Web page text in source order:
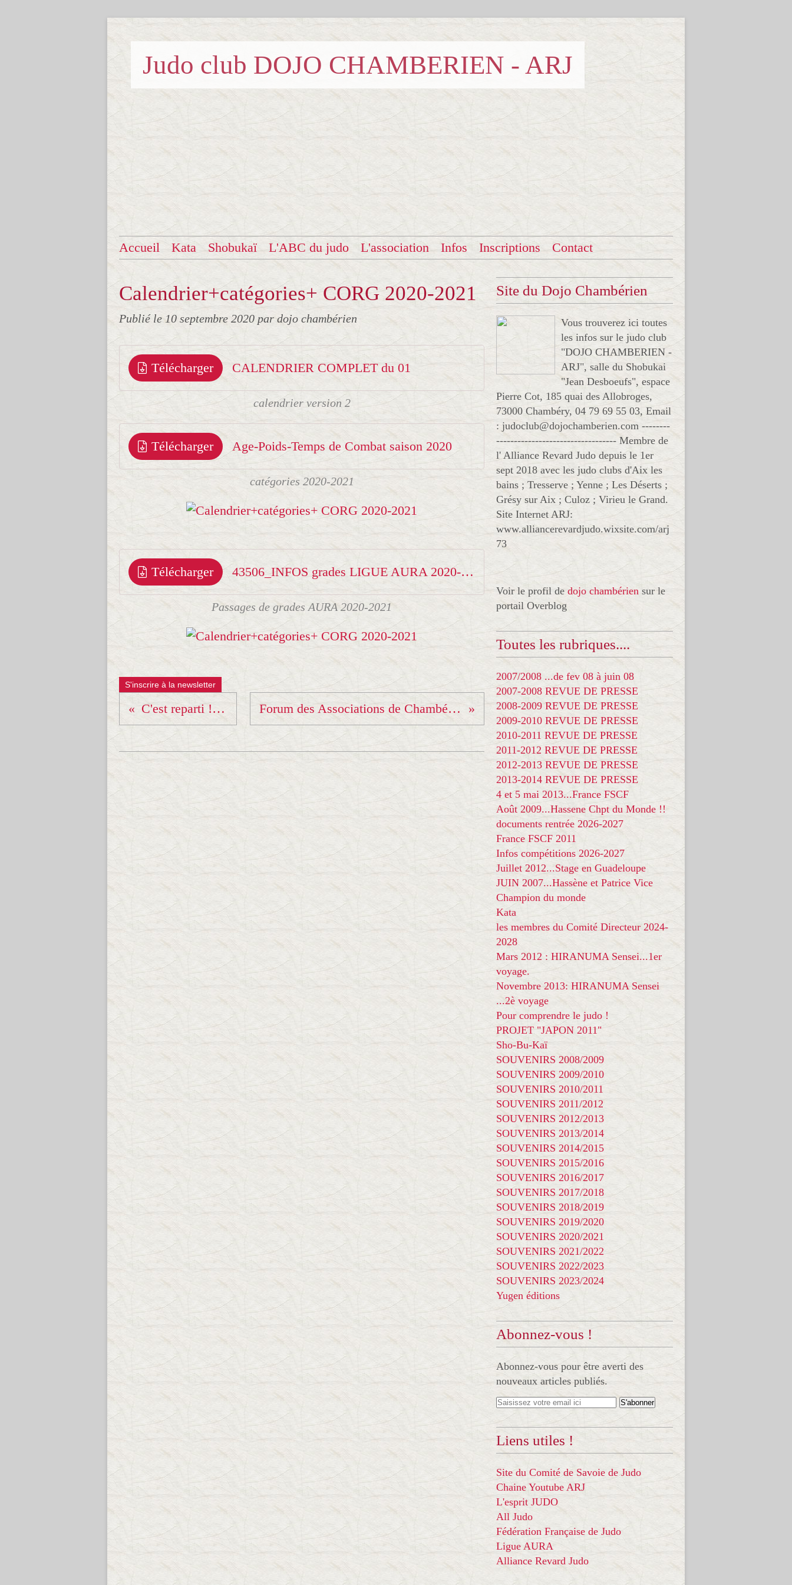
Judo club DOJO CHAMBERIEN - ARJ
Accueil Kata Shobukaï L'ABC du judo L'association Infos Inscriptions Contact
Calendrier+catégories+ CORG 2020-2021
Publié le 10 septembre 2020 par dojo chambérien
Télécharger CALENDRIER COMPLET du 01
calendrier version 2
Télécharger Age-Poids-Temps de Combat saison 2020
catégories 2020-2021
Télécharger 43506_INFOS grades LIGUE AURA 2020-2021 CORG
Passages de grades AURA 2020-2021
S'inscrire à la newsletter
C'est reparti !!!! BANZAIIIII Forum des Associations de Chambéry et Journée du sport CDOSS
Site du Dojo Chambérien
Vous trouverez ici toutes
les infos sur le judo club
"DOJO CHAMBERIEN -
ARJ", salle du Shobukai
"Jean Desboeufs", espace
Pierre Cot, 185 quai des Allobroges,
73000 Chambéry, 04 79 69 55 03, Email
: judoclub@dojochamberien.com --------
---------------------------------- Membre de
l' Alliance Revard Judo depuis le 1er
sept 2018 avec les judo clubs d'Aix les
bains ; Tresserve ; Yenne ; Les Déserts ;
Grésy sur Aix ; Culoz ; Virieu le Grand.
Site Internet ARJ:
www.alliancerevardjudo.wixsite.com/arj
73
Voir le profil de dojo chambérien sur le
portail Overblog
Toutes les rubriques....
2007/2008 ...de fev 08 à juin 08
2007-2008 REVUE DE PRESSE
2008-2009 REVUE DE PRESSE
2009-2010 REVUE DE PRESSE
2010-2011 REVUE DE PRESSE
2011-2012 REVUE DE PRESSE
2012-2013 REVUE DE PRESSE
2013-2014 REVUE DE PRESSE
4 et 5 mai 2013...France FSCF
Août 2009...Hassene Chpt du Monde !!
documents rentrée 2026-2027
France FSCF 2011
Infos compétitions 2026-2027
Juillet 2012...Stage en Guadeloupe
JUIN 2007...Hassène et Patrice Vice
Champion du monde
Kata
les membres du Comité Directeur 2024-
2028
Mars 2012 : HIRANUMA Sensei...1er
voyage.
Novembre 2013: HIRANUMA Sensei
...2è voyage
Pour comprendre le judo !
PROJET "JAPON 2011"
Sho-Bu-Kaï
SOUVENIRS 2008/2009
SOUVENIRS 2009/2010
SOUVENIRS 2010/2011
SOUVENIRS 2011/2012
SOUVENIRS 2012/2013
SOUVENIRS 2013/2014
SOUVENIRS 2014/2015
SOUVENIRS 2015/2016
SOUVENIRS 2016/2017
SOUVENIRS 2017/2018
SOUVENIRS 2018/2019
SOUVENIRS 2019/2020
SOUVENIRS 2020/2021
SOUVENIRS 2021/2022
SOUVENIRS 2022/2023
SOUVENIRS 2023/2024
Yugen éditions
Abonnez-vous !
Abonnez-vous pour être averti des
nouveaux articles publiés.
Liens utiles !
Site du Comité de Savoie de Judo
Chaine Youtube ARJ
L'esprit JUDO
All Judo
Fédération Française de Judo
Ligue AURA
Alliance Revard Judo